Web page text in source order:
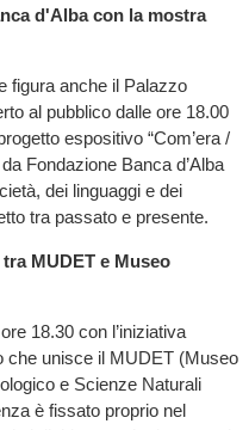
d'Alba con la mostra
figura anche il Palazzo
al pubblico dalle ore 18.00
espositivo “Com’era /
Fondazione Banca d’Alba
dei linguaggi e dei
tra passato e presente.
MUDET e Museo
18.30 con l’iniziativa
che unisce il MUDET (Museo
e Scienze Naturali
è fissato proprio nel